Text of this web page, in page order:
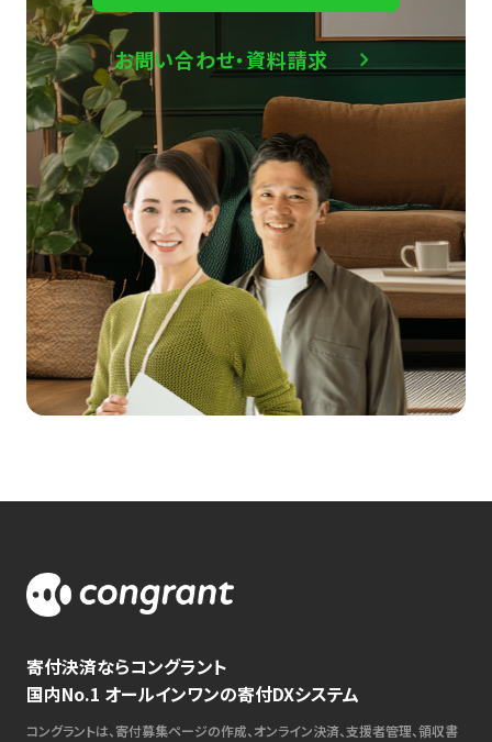
お問い合わせ・資料請求
寄付決済ならコングラント
国内No.1 オールインワンの寄付DXシステム
コングラントは、寄付募集ページの作成、オンライン決済、支援者管理、領収書